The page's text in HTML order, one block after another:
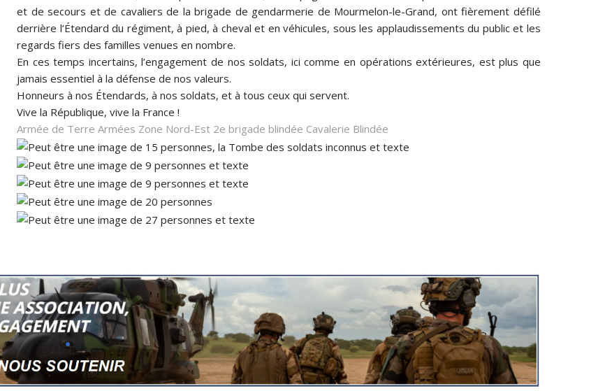
et de secours et de cavaliers de la brigade de gendarmerie de Mourmelon-le-Grand, ont fièrement défilé
derrière l’Étendard du régiment, à pied, à cheval et en véhicules, sous les applaudissements du public et les
regards fiers des familles venues en nombre.
En ces temps incertains, l’engagement de nos soldats, ici comme en opérations extérieures, est plus que
jamais essentiel à la défense de nos valeurs.
Honneurs à nos Étendards, à nos soldats, et à tous ceux qui servent.
Vive la République, vive la France !
Armée de Terre Armées Zone Nord-Est 2e brigade blindée Cavalerie Blindée